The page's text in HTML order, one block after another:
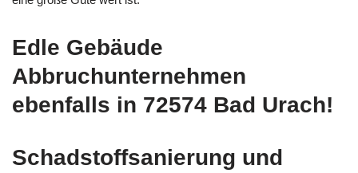
Edle Gebäude
Abbruchunternehmen
ebenfalls in 72574 Bad Urach!
Schadstoffsanierung und